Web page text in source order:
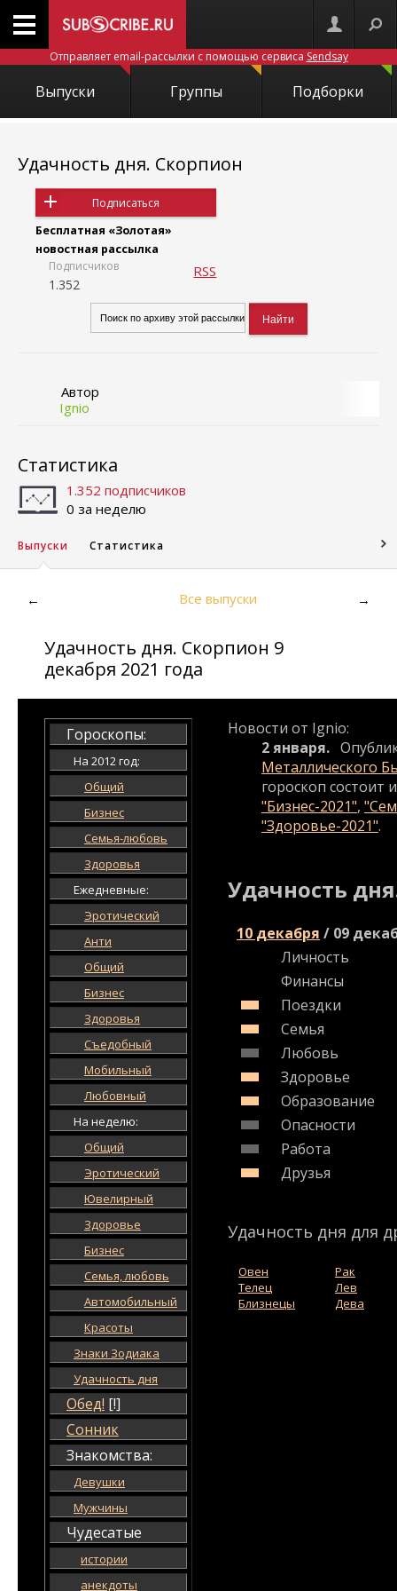
Отправляет email-рассылки с помощью сервиса Sendsay
Выпуски Группы Подборки
Удачность дня. Скорпион
Подписаться
Бесплатная «Золотая»
новостная рассылка
Подписчиков
1.352
RSS
Автор
Ignio
Статистика
1.352 подписчиков
0 за неделю
Выпуски Статистика
← Все выпуски →
Удачность дня. Скорпион 9
декабря 2021 года
Гороскопы:
На 2012 год:
Общий
Бизнес
Семья-любовь
Здоровья
Ежедневные:
Эротический
Анти
Общий
Бизнес
Здоровья
Съедобный
Мобильный
Любовный
На неделю:
Общий
Эротический
Ювелирный
Здоровье
Бизнес
Семья, любовь
Автомобильный
Красоты
Знаки Зодиака
Удачность дня
Обед! [!]
Сонник
Знакомства:
Девушки
Мужчины
Чудесатые
истории
анекдоты
Новости от Ignio:
2 января.
Металлического
гороскоп состоит
"Бизнес-2021",
"Здоровье-2021".
Удачность
10 декабря / 09
Личность
Финансы
Поездки
Семья
Любовь
Здоровье
Образование
Опасности
Работа
Друзья
Удачность дня для
Овен
Телец
Близнецы
Рак
Лев
Дева